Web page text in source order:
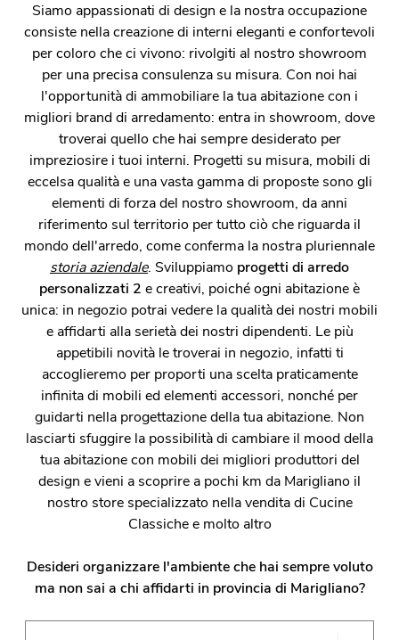
Siamo appassionati di design e la nostra occupazione
consiste nella creazione di interni eleganti e confortevoli
per coloro che ci vivono: rivolgiti al nostro showroom
per una precisa consulenza su misura. Con noi hai
l'opportunità di ammobiliare la tua abitazione con i
migliori brand di arredamento: entra in showroom, dove
troverai quello che hai sempre desiderato per
impreziosire i tuoi interni. Progetti su misura, mobili di
eccelsa qualità e una vasta gamma di proposte sono gli
elementi di forza del nostro showroom, da anni
riferimento sul territorio per tutto ciò che riguarda il
mondo dell'arredo, come conferma la nostra pluriennale
storia aziendale. Sviluppiamo progetti di arredo
personalizzati 2 e creativi, poiché ogni abitazione è
unica: in negozio potrai vedere la qualità dei nostri mobili
e affidarti alla serietà dei nostri dipendenti. Le più
appetibili novità le troverai in negozio, infatti ti
accoglieremo per proporti una scelta praticamente
infinita di mobili ed elementi accessori, nonché per
guidarti nella progettazione della tua abitazione. Non
lasciarti sfuggire la possibilità di cambiare il mood della
tua abitazione con mobili dei migliori produttori del
design e vieni a scoprire a pochi km da Marigliano il
nostro store specializzato nella vendita di Cucine
Classiche e molto altro
Desideri organizzare l'ambiente che hai sempre voluto
ma non sai a chi affidarti in provincia di Marigliano?